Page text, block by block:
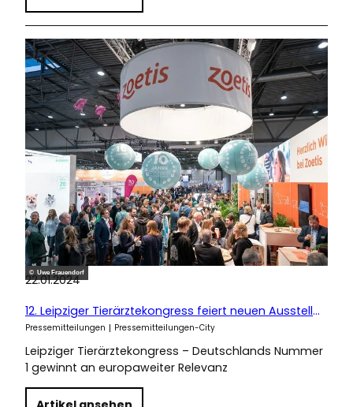
© Uwe Frauendorf
22.01.2024
12. Leipziger Tierärztekongress feiert neuen Aussteller- und Teilnehmerrekord
Pressemitteilungen Pressemitteilungen-City
Leipziger Tierärztekongress – Deutschlands Nummer
1 gewinnt an europaweiter Relevanz